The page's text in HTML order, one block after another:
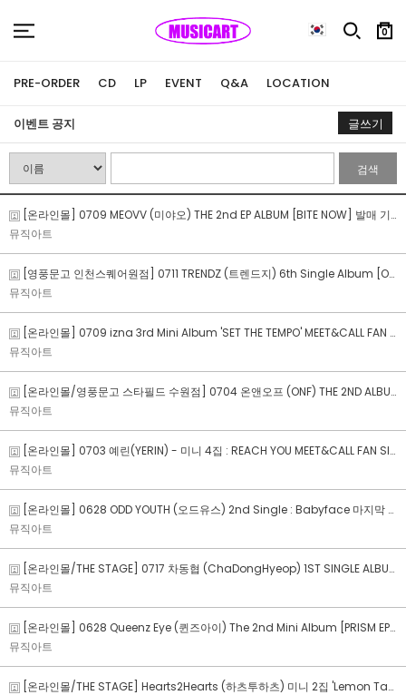
0
PRE-ORDER CD LP EVENT Q&A LOCATION
이벤트 공지 글쓰기
검색
[온라인몰] 0709 MEOVV (미야오) THE 2nd EP ALBUM [BITE NOW] 발매 기념 MEET&CALL FAN SIGN EVENT
뮤직아트
[영풍문고 인천스퀘어원점] 0711 TRENDZ (트렌드지) 6th Single Album [On My Knees] 발매 기념 인천 공개 팬사인회
뮤직아트
[온라인몰] 0709 izna 3rd Mini Album 'SET THE TEMPO' MEET&CALL FAN SIGN EVENT
뮤직아트
[온라인몰/영풍문고 스타필드 수원점] 0704 온앤오프 (ONF) THE 2ND ALBUM PART.2 [ONF:MY SELF] 발매 기념 수원 공개 팬사인회
뮤직아트
[온라인몰] 0703 예린(YERIN) - 미니 4집 : REACH YOU MEET&CALL FAN SIGN EVENT
뮤직아트
[온라인몰] 0628 ODD YOUTH (오드유스) 2nd Single : Babyface 마지막 MEET&DIY&CALL EVENT
뮤직아트
[온라인몰/THE STAGE] 0717 차동협 (ChaDongHyeop) 1ST SINGLE ALBUM [두근대] PHOTO&DIY&CALL EVENT
뮤직아트
[온라인몰] 0628 Queenz Eye (퀸즈아이) The 2nd Mini Album [PRISM EP.02] MEET&CALL FAN SIGN EVENT
뮤직아트
[온라인몰/THE STAGE] Hearts2Hearts (하츠투하츠) 미니 2집 'Lemon Tang' 발매기념 LUCKY DRAW EVENT